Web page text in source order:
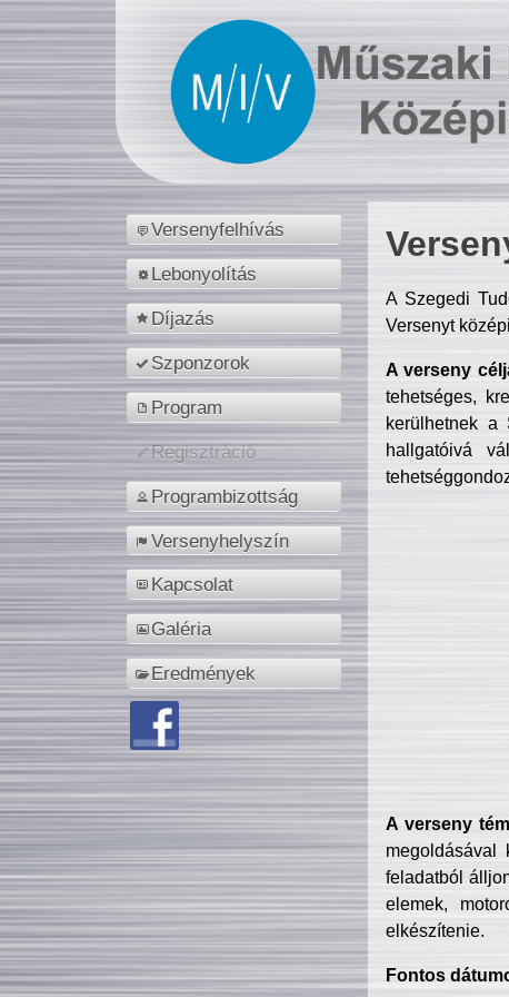
Versenyfelhívás
Lebonyolítás
Díjazás
Szponzorok
Program
Regisztráció
Programbizottság
Versenyhelyszín
Kapcsolat
Galéria
Eredmények
A Szegedi
Versenyt
A verseny
tehetséges,
kerülhetnek a
hallgatóivá
A verseny
megoldásával
feladatból
elemek,
elkészítenie.
Fontos